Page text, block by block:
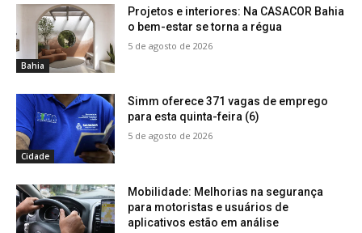
Bahia
Projetos e interiores: Na CASACOR Bahia
o bem-estar se torna a régua
5 de agosto de 2026
Cidade
Simm oferece 371 vagas de emprego
para esta quinta-feira (6)
5 de agosto de 2026
Mobilidade: Melhorias na segurança
para motoristas e usuários de
aplicativos estão em análise